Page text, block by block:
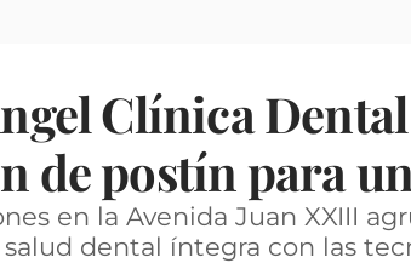
Clínica
de postín para
en la Avenida Juan XXIII
dental íntegra con las